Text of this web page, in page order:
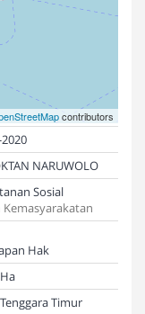
contributors
NARUWOLO
Sosial
Hak
Timur